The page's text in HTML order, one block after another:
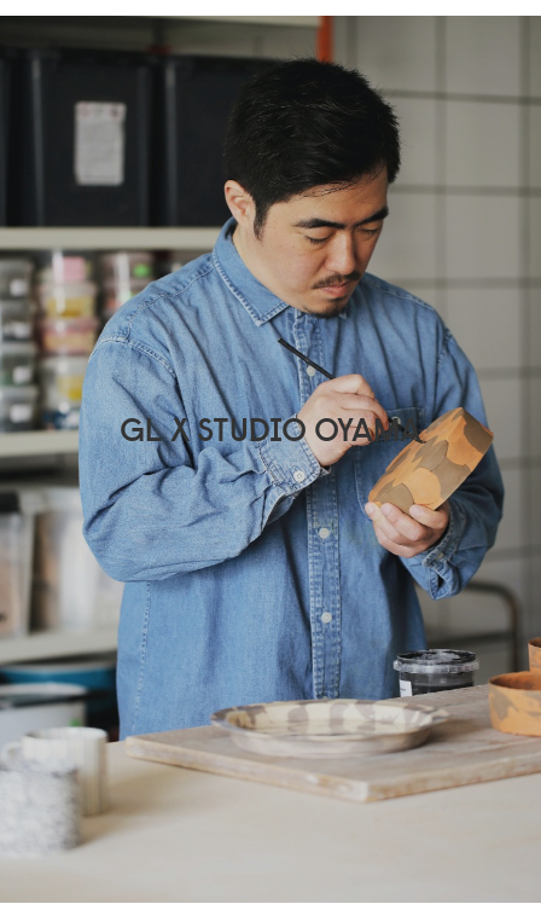
GL X STUDIO OYAMA